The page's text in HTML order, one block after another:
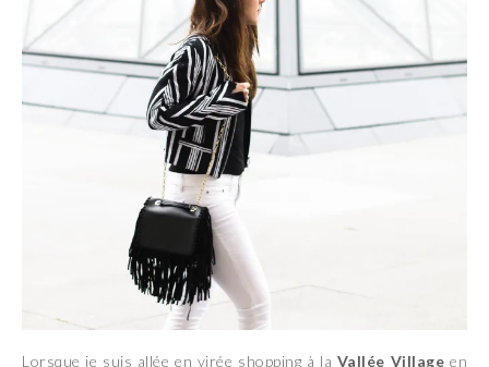
Lorsque je suis allée en virée shopping à la Vallée Village en